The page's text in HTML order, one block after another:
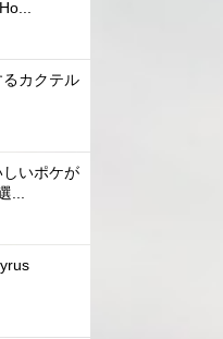
カクテル
いポケが
...